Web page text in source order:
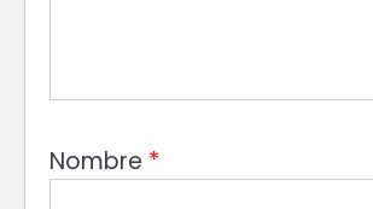
Nombre *